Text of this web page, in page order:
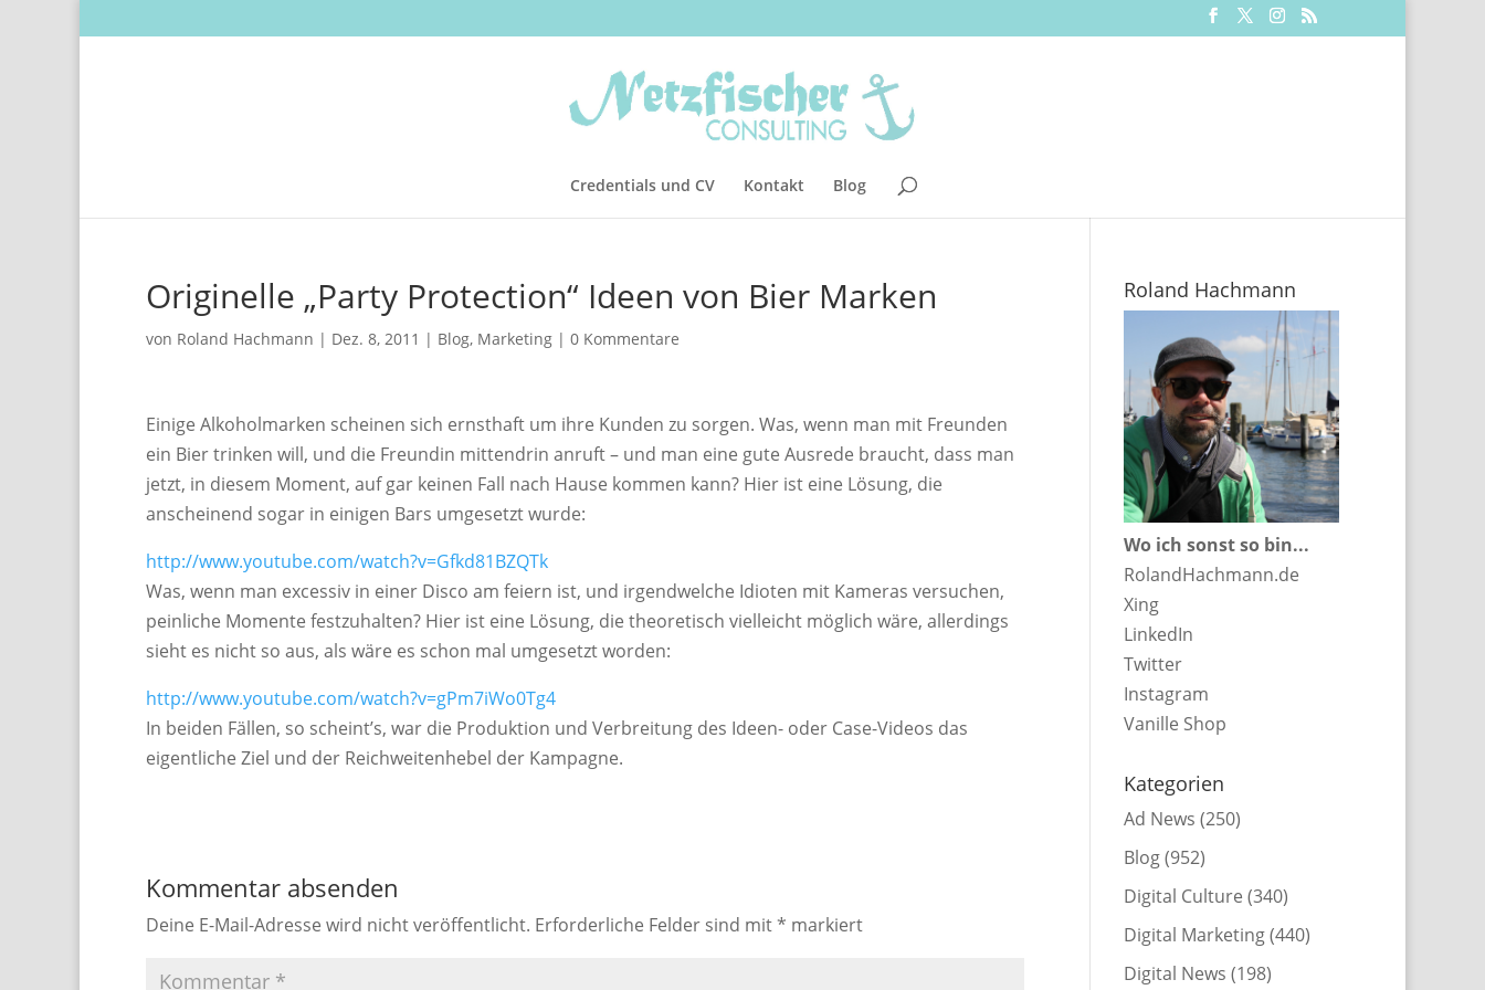
Credentials und CV Kontakt Blog
Originelle „Party Protection“ Ideen von Bier Marken
von Roland Hachmann | Dez. 8, 2011 | Blog, Marketing | 0 Kommentare
Einige Alkoholmarken scheinen sich ernsthaft um ihre Kunden zu sorgen. Was, wenn man mit Freunden
ein Bier trinken will, und die Freundin mittendrin anruft – und man eine gute Ausrede braucht, dass man
jetzt, in diesem Moment, auf gar keinen Fall nach Hause kommen kann? Hier ist eine Lösung, die
anscheinend sogar in einigen Bars umgesetzt wurde:
http://www.youtube.com/watch?v=Gfkd81BZQTk
Was, wenn man excessiv in einer Disco am feiern ist, und irgendwelche Idioten mit Kameras versuchen,
peinliche Momente festzuhalten? Hier ist eine Lösung, die theoretisch vielleicht möglich wäre, allerdings
sieht es nicht so aus, als wäre es schon mal umgesetzt worden:
http://www.youtube.com/watch?v=gPm7iWo0Tg4
In beiden Fällen, so scheint’s, war die Produktion und Verbreitung des Ideen- oder Case-Videos das
eigentliche Ziel und der Reichweitenhebel der Kampagne.
Kommentar absenden
Deine E-Mail-Adresse wird nicht veröffentlicht. Erforderliche Felder sind mit* markiert
Roland Hachmann
Wo ich sonst so bin...
RolandHachmann.de
Xing
LinkedIn
Twitter
Instagram
Vanille Shop
Kategorien
Ad News (250)
Blog(952)
Digital Culture (340)
Digital Marketing(440)
Digital News (198)